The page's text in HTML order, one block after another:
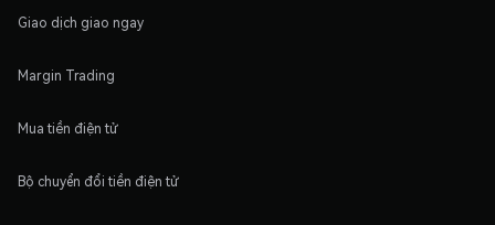
Giao dịch giao ngay
Margin Trading
Mua tiền điện tử
Bộ chuyển đổi tiền điện tử